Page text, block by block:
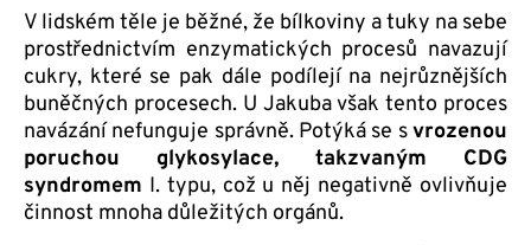
V lidském těle je běžné, že bílkoviny a tuky na sebe
prostřednictvím enzymatických procesů navazují
cukry, které se pak dále podílejí na nejrůznějších
buněčných procesech. U Jakuba však tento proces
navázání nefunguje správně. Potýká se svrozenou
poruchou glykosylace, takzvaným CDG
syndromem I. typu, což u něj negativně ovlivňuje
činnost mnoha důležitých orgánů.